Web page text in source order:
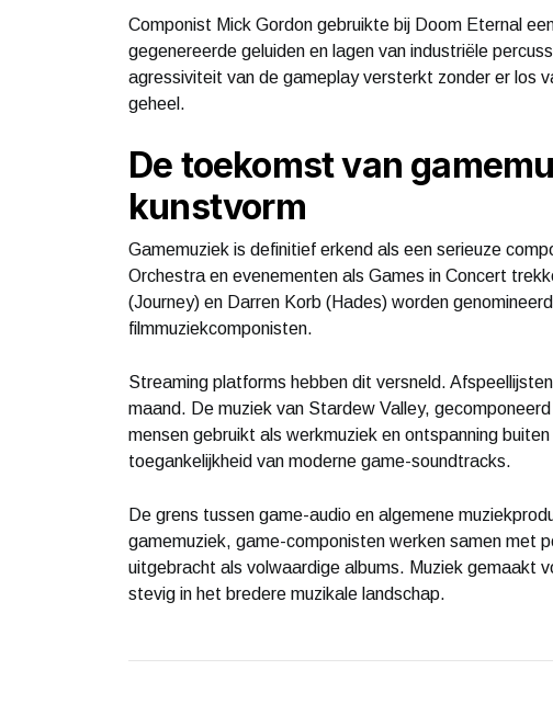
Componist Mick Gordon gebruikte bij Doom Eternal
gegenereerde geluiden en lagen van industriële
agressiviteit van de gameplay versterkt zonder er los
geheel.
De toekomst van
kunstvorm
Gamemuziek is definitief erkend als een serieuze
Orchestra en evenementen als Games in Concert
(Journey) en Darren Korb (Hades) worden
filmmuziekcomponisten.
Streaming platforms hebben dit versneld.
maand. De muziek van Stardew Valley,
mensen gebruikt als werkmuziek en ontspanning
toegankelijkheid van moderne game-soundtracks.
De grens tussen game-audio en algemene
gamemuziek, game-componisten werken samen met
uitgebracht als volwaardige albums. Muziek gemaakt
stevig in het bredere muzikale landschap.